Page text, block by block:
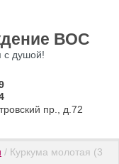
ВОС
с душой!
пр., д.72
/ Куркума молотая (3